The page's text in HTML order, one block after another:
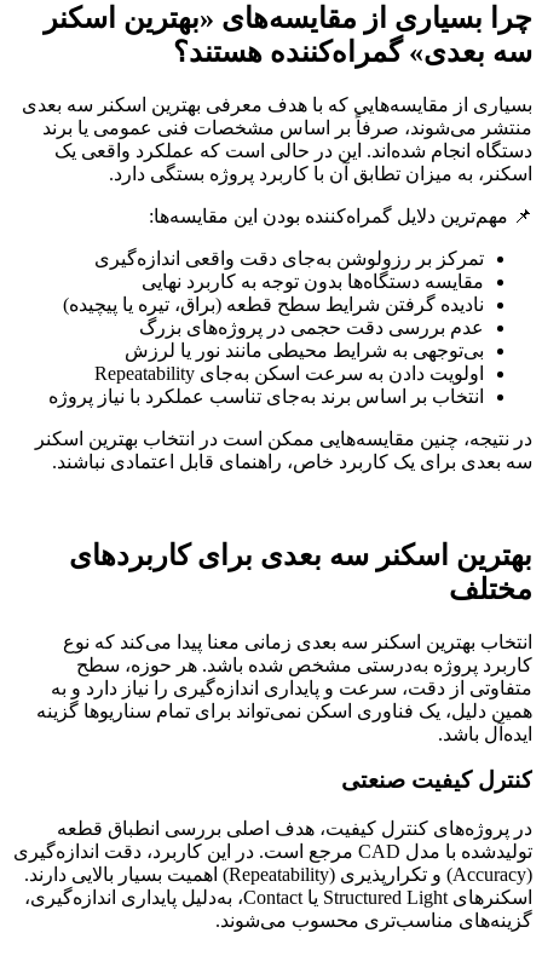
چرا بسیاری از مقایسه‌های «بهترین اسکنر
سه بعدی» گمراه‌کننده هستند؟
بسیاری از مقایسه‌هایی که با هدف معرفی بهترین اسکنر سه بعدی
منتشر می‌شوند، صرفاً بر اساس مشخصات فنی عمومی یا برند
دستگاه انجام شده‌اند. این در حالی است که عملکرد واقعی یک
اسکنر، به میزان تطابق آن با کاربرد پروژه بستگی دارد.
📌 مهم‌ترین دلایل گمراه‌کننده بودن این مقایسه‌ها:
تمرکز بر رزولوشن به‌جای دقت واقعی اندازه‌گیری
مقایسه دستگاه‌ها بدون توجه به کاربرد نهایی
نادیده گرفتن شرایط سطح قطعه (براق، تیره یا پیچیده)
عدم بررسی دقت حجمی در پروژه‌های بزرگ
بی‌توجهی به شرایط محیطی مانند نور یا لرزش
اولویت دادن به سرعت اسکن به‌جای Repeatability
انتخاب بر اساس برند به‌جای تناسب عملکرد با نیاز پروژه
در نتیجه، چنین مقایسه‌هایی ممکن است در انتخاب بهترین اسکنر
سه بعدی برای یک کاربرد خاص، راهنمای قابل اعتمادی نباشند.
بهترین اسکنر سه بعدی برای کاربردهای
مختلف
انتخاب بهترین اسکنر سه بعدی زمانی معنا پیدا می‌کند که نوع
کاربرد پروژه به‌درستی مشخص شده باشد. هر حوزه، سطح
متفاوتی از دقت، سرعت و پایداری اندازه‌گیری را نیاز دارد و به
همین دلیل، یک فناوری اسکن نمی‌تواند برای تمام سناریوها گزینه
ایده‌آل باشد.
کنترل کیفیت صنعتی
در پروژه‌های کنترل کیفیت، هدف اصلی بررسی انطباق قطعه
تولیدشده با مدل CAD مرجع است. در این کاربرد، دقت اندازه‌گیری
(Accuracy) و تکرارپذیری (Repeatability) اهمیت بسیار بالایی دارند.
اسکنرهای Structured Light یا Contact، به‌دلیل پایداری اندازه‌گیری،
گزینه‌های مناسب‌تری محسوب می‌شوند.